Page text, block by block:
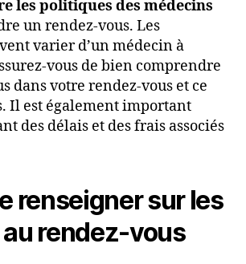
les politiques des médecins
un rendez-vous. Les
varier d’un médecin à
vous de bien comprendre
dans votre rendez-vous et ce
Il est également important
des délais et des frais associés
renseigner sur les
rendez-vous